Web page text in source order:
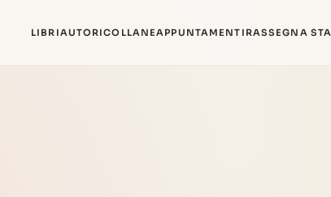
LIBRIAUTORICOLLANEAPPUNTAMENTI RASSEGNA